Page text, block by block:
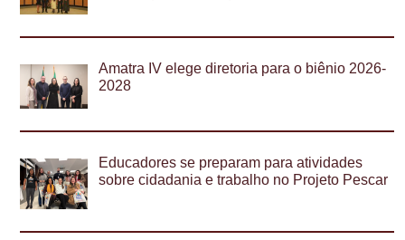
Amatra IV elege diretoria para o biênio 2026-
2028
Educadores se preparam para atividades
sobre cidadania e trabalho no Projeto Pescar